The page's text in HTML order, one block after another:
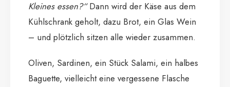
Kleines essen?“Dann wird der Käse aus dem
Kühlschrank geholt, dazu Brot, ein Glas Wein
– und plötzlich sitzen alle wieder zusammen.
Oliven, Sardinen, ein Stück Salami, ein halbes
Baguette, vielleicht eine vergessene Flasche